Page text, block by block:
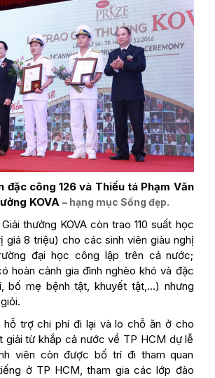
đặc công 126 và Thiếu tá Phạm Văn
KOVA – hạng mục Sống đẹp.
thưởng KOVA còn trao 110 suất học
giá 8 triệu) cho các sinh viên giàu nghị
đại học công lập trên cả nước;
hoàn cảnh gia đình nghèo khó và đặc
bố mẹ bệnh tật, khuyết tật,…) nhưng
trợ chi phí đi lại và lo chỗ ăn ở cho
giải từ khắp cả nước về TP HCM dự lễ
viên còn được bố trí đi tham quan
ở TP HCM, tham gia các lớp đào